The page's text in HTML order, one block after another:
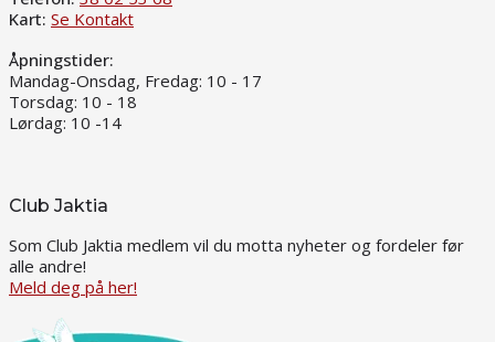
Kart: Se Kontakt
Åpningstider:
Mandag-Onsdag, Fredag: 10 - 17
Torsdag: 10 - 18
Lørdag: 10 -14
Club Jaktia
Som Club Jaktia medlem vil du motta nyheter og fordeler før
alle andre!
Meld deg på her!